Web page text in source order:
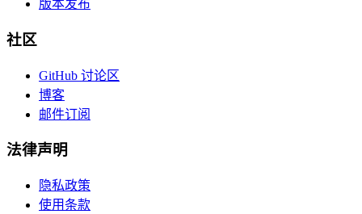
版本发布
社区
GitHub 讨论区
博客
邮件订阅
法律声明
隐私政策
使用条款